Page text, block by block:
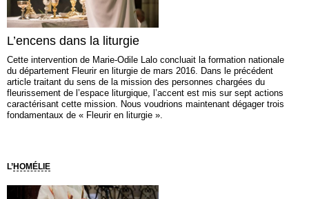
L’encens dans la liturgie
Cette intervention de Marie-Odile Lalo concluait la formation nationale
du département Fleurir en liturgie de mars 2016. Dans le précédent
article traitant du sens de la mission des personnes chargées du
fleurissement de l’espace liturgique, l’accent est mis sur sept actions
caractérisant cette mission. Nous voudrions maintenant dégager trois
fondamentaux de « Fleurir en liturgie ».
L’HOMÉLIE